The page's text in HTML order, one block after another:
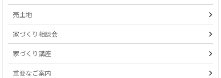
売土地
家づくり相談会
家づくり講座
重要なご案内